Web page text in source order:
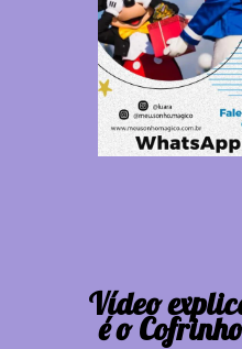
Vídeo
é o